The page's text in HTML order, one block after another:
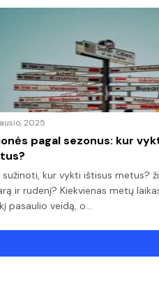
2025
pagal sezonus: kur
sužinoti, kur vykti ištisus metus?
ir rudenį? Kiekvienas metų
pasaulio veidą, o…